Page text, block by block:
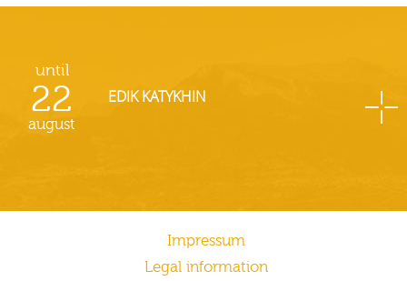
until
22
august
EDIK KATYKHIN
Impressum
Legal information